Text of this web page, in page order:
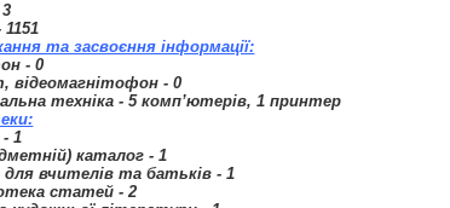
та засвоєння інформації:
- 0
відеомагнітофон - 0
техніка - 5 комп’ютерів, 1 принтер
1
каталог - 1
вчителів та батьків - 1
статей - 2